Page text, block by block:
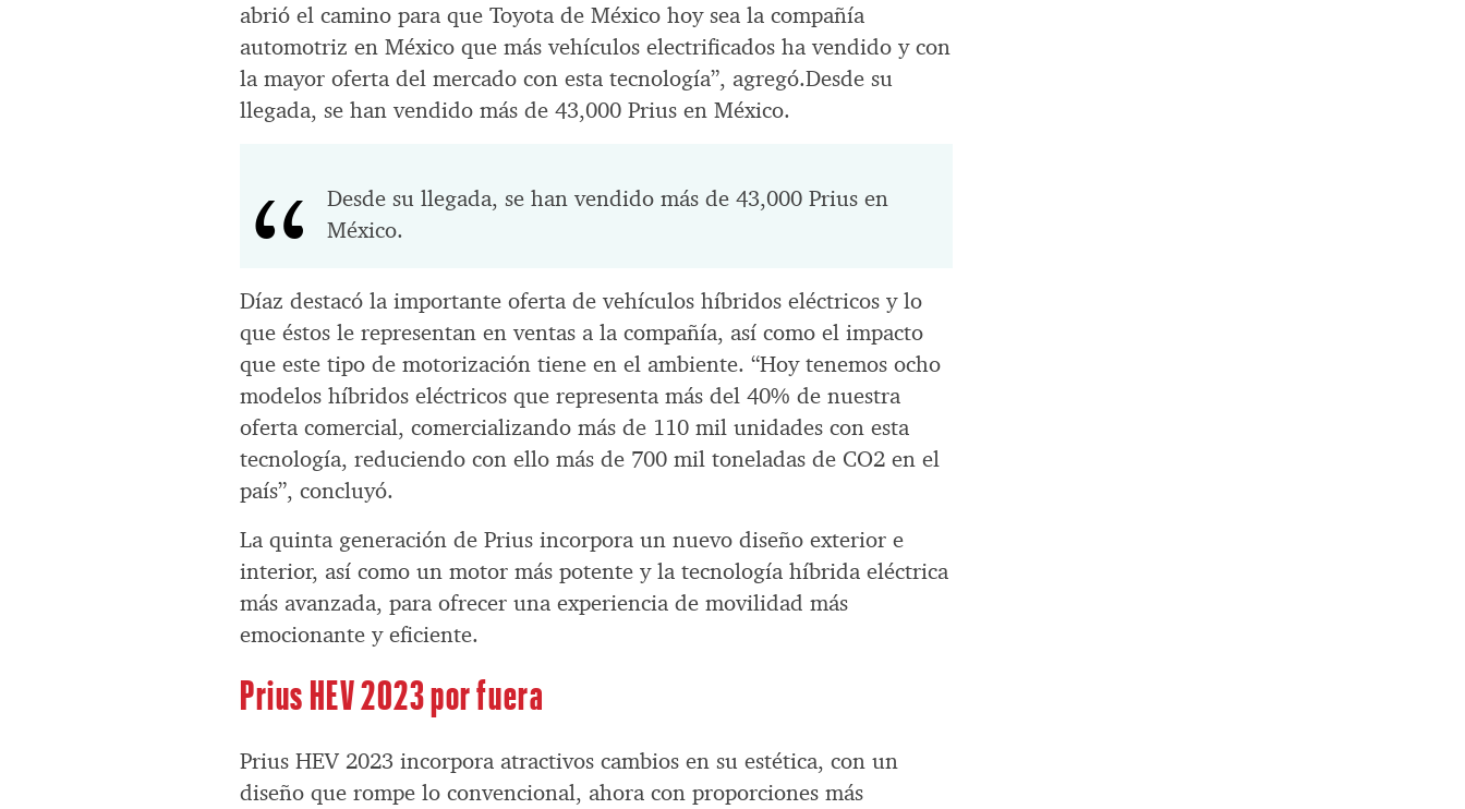
abrió el camino para que Toyota de México hoy sea la compañía
automotriz en México que más vehículos electrificados ha vendido y con
la mayor oferta del mercado con esta tecnología”, agregó.Desde su
llegada, se han vendido más de 43,000 Prius en México.
Desde su llegada, se han vendido más de 43,000 Prius en
México.
Díaz destacó la importante oferta de vehículos híbridos eléctricos y lo
que éstos le representan en ventas a la compañía, así como el impacto
que este tipo de motorización tiene en el ambiente. “Hoy tenemos ocho
modelos híbridos eléctricos que representa más del 40% de nuestra
oferta comercial, comercializando más de 110 mil unidades con esta
tecnología, reduciendo con ello más de 700 mil toneladas de CO2 en el
país”, concluyó.
La quinta generación de Prius incorpora un nuevo diseño exterior e
interior, así como un motor más potente y la tecnología híbrida eléctrica
más avanzada, para ofrecer una experiencia de movilidad más
emocionante y eficiente.
Prius HEV 2023 por fuera
Prius HEV 2023 incorpora atractivos cambios en su estética, con un
diseño que rompe lo convencional, ahora con proporciones más